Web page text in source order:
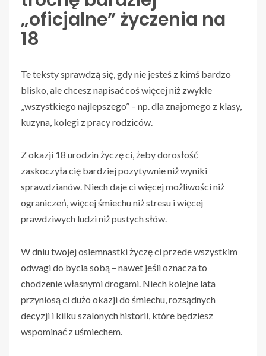
„oficjalne” życzenia na
18
Te teksty sprawdzą się, gdy nie jesteś z kimś bardzo
blisko, ale chcesz napisać coś więcej niż zwykłe
„wszystkiego najlepszego” – np. dla znajomego z klasy,
kuzyna, kolegi z pracy rodziców.
Z okazji 18 urodzin życzę ci, żeby dorosłość
zaskoczyła cię bardziej pozytywnie niż wyniki
sprawdzianów. Niech daje ci więcej możliwości niż
ograniczeń, więcej śmiechu niż stresu i więcej
prawdziwych ludzi niż pustych słów.
W dniu twojej osiemnastki życzę ci przede wszystkim
odwagi do bycia sobą – nawet jeśli oznacza to
chodzenie własnymi drogami. Niech kolejne lata
przyniosą ci dużo okazji do śmiechu, rozsądnych
decyzji i kilku szalonych historii, które będziesz
wspominać z uśmiechem.